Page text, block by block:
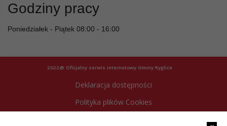
Godziny pracy
Poniedziałek - Piątek 08:00 - 16:00
2022@ Oficjalny serwis internetowy Gminy Ryglice
Deklaracja dostępności
Polityka plików Cookies